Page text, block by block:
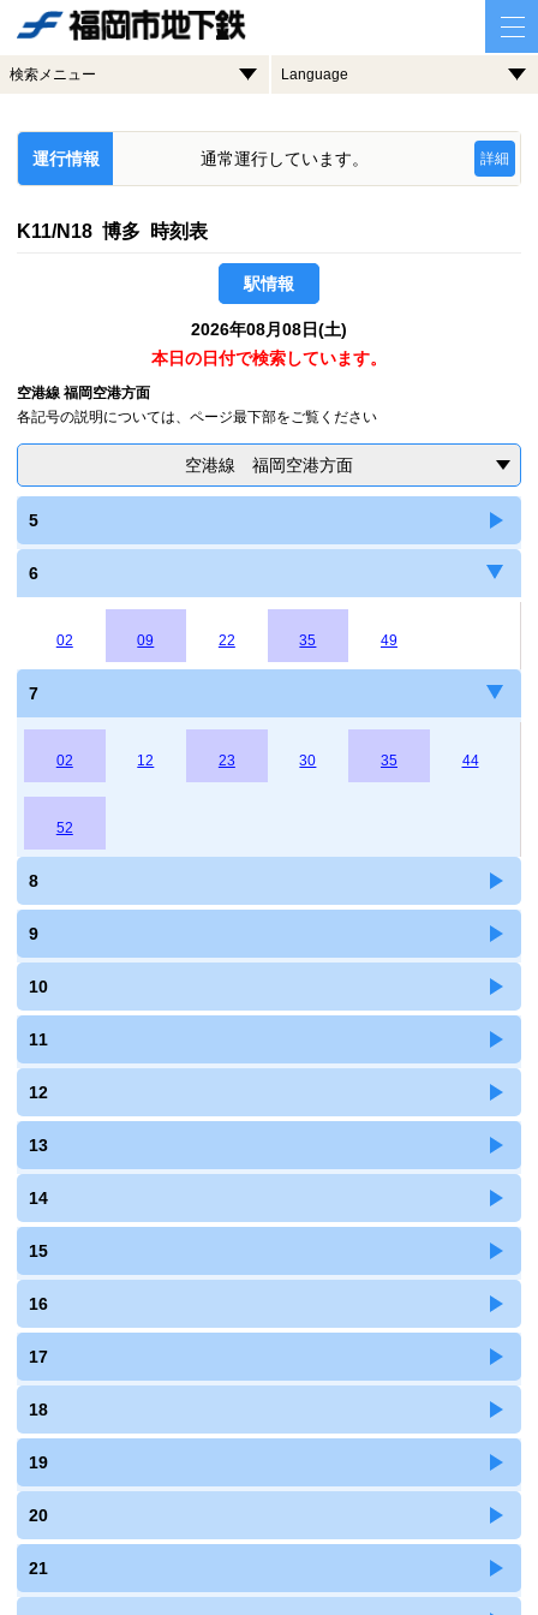
検索メニュー Language
運行情報 通常運行しています。 詳細
K11/N18 博多 時刻表
駅情報
2026年08月08日(土)
本日の日付で検索しています。
空港線 福岡空港方面
各記号の説明については、ページ最下部をご覧ください
空港線 福岡空港方面
5
6
02 09 22 35 49
7
02 12 23 30 35 44
52
8
9
10
11
12
13
14
15
16
17
18
19
20
21